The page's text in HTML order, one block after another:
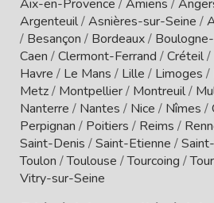
Aix-en-Provence /Amiens /
Argenteuil/Asnières-sur-Seine /
/ Besançon / Bordeaux/
Caen /Clermont-Ferrand /Créteil/
Havre / Le Mans / Lille / Limoges /
Metz/ Montpellier/ Montreuil/
Nanterre / Nantes / Nice / Nîmes /
Perpignan / Poitiers / Reims /
Saint-Denis /Saint-Etienne /
Toulon /Toulouse /Tourcoing /
Vitry-sur-Seine